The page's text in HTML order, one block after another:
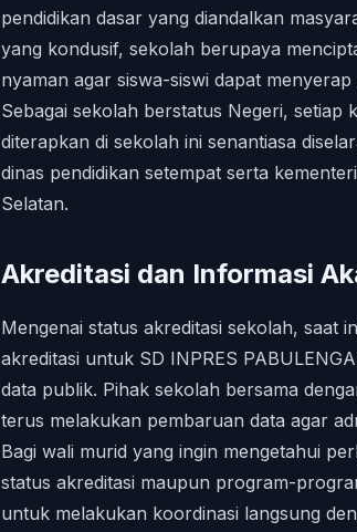
pendidikan dasar yang diandalkan
yang kondusif, sekolah berupaya
nyaman agar siswa-siswi dapat
Sebagai sekolah berstatus Negeri, setiap
diterapkan di sekolah ini senantiasa
dinas pendidikan setempat serta
Selatan.
Akreditasi dan Informasi
Mengenai status akreditasi sekolah, saat
akreditasi untuk SD INPRES
data publik. Pihak sekolah bersama
terus melakukan pembaruan data agar
Bagi wali murid yang ingin mengetahui
status akreditasi maupun program-
untuk melakukan koordinasi langsung